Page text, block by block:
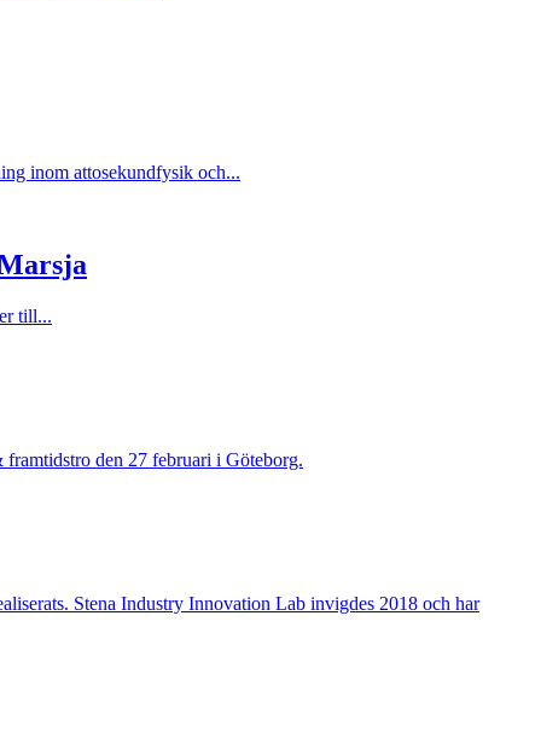
inom attosekundfysik och...
till...
den 27 februari i Göteborg.
Stena Industry Innovation Lab invigdes 2018 och har